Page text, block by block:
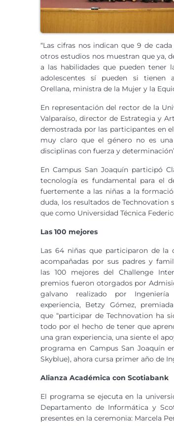
“Las cifras nos indican que 9 de
otros estudios nos muestran que ya,
a las habilidades que pueden tener
adolescentes sí pueden si tienen
Orellana, ministra de la Mujer y la
En representación del rector de la
Valparaíso, director de Estrategia y
demostrada por las participantes en
muy claro que el género no es una
disciplinas con fuerza y
En Campus San Joaquín participó
tecnología es fundamental para el
fuertemente a las niñas a la
duda, los resultados de Technovation
que como Universidad Técnica
Las 100 mejores
Las 64 niñas que participaron de la
acompañadas por sus padres y
las 100 mejores del Challenge
premios fueron otorgados por
galvano realizado por
experiencia, Betzy Gómez,
que “participar de Technovation ha
todo por el hecho de tener que
una gran experiencia, una siente el
programa en Campus San Joaquín
Skyblue), ahora cursa primer año de
Alianza Académica con Scotiabank
El programa se ejecuta en la
Departamento de Informática y
presentes en la ceremonia: Marcela